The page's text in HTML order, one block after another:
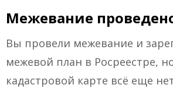
Межевание
Вы провели межевание и
межевой план в Росреестре,
кадастровой карте всё еще